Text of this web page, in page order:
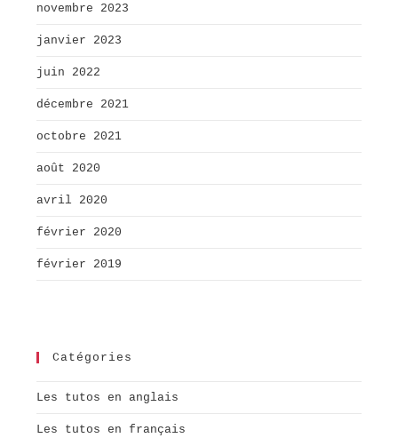
novembre 2023
janvier 2023
juin 2022
décembre 2021
octobre 2021
août 2020
avril 2020
février 2020
février 2019
Catégories
Les tutos en anglais
Les tutos en français